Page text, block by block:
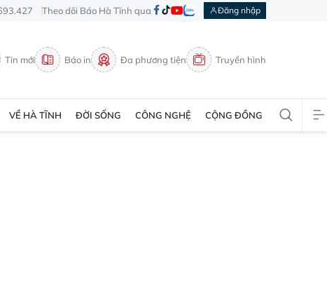
Theo dõi Báo Hà Tĩnh qua Đăng nhập
Tin mới Báo in Đa phương tiện Truyền hình
VỀ HÀ TĨNH ĐỜI SỐNG CÔNG NGHỆ CỘNG ĐỒNG